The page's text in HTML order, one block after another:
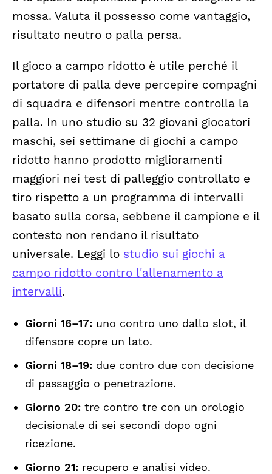
mossa. Valuta il possesso come vantaggio,
risultato neutro o palla persa.
Il gioco a campo ridotto è utile perché il
portatore di palla deve percepire compagni
di squadra e difensori mentre controlla la
palla. In uno studio su 32 giovani giocatori
maschi, sei settimane di giochi a campo
ridotto hanno prodotto miglioramenti
maggiori nei test di palleggio controllato e
tiro rispetto a un programma di intervalli
basato sulla corsa, sebbene il campione e il
contesto non rendano il risultato
universale. Leggi lo studio sui giochi a
campo ridotto contro l'allenamento a
intervalli.
Giorni 16–17:uno contro uno dallo slot, il
difensore copre un lato.
Giorni 18–19:due contro due con decisione
di passaggio o penetrazione.
Giorno 20:tre contro tre con un orologio
decisionale di sei secondi dopo ogni
ricezione.
Giorno 21:recupero e analisi video.